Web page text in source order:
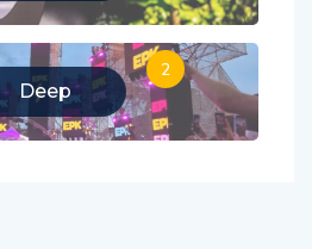
Deep
2